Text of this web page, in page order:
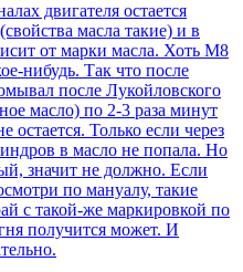
двигателя остается
масла такие) и в
от марки масла. Хоть М8
нибудь. Так что после
после Лукойловского
масло) по 2-3 раза минут
остается. Только если через
в масло не попала. Но
значит не должно. Если
по мануалу, такие
с такой-же маркировкой по
получится может. И